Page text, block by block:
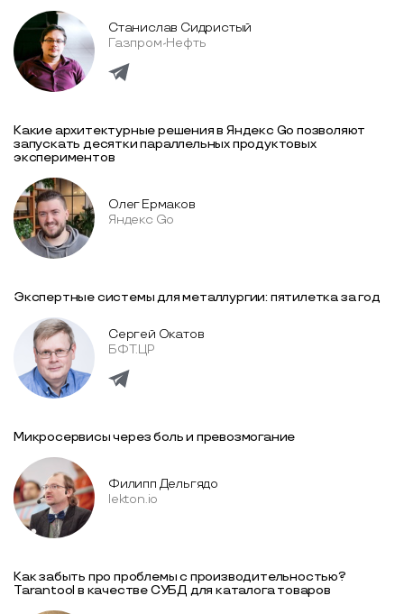
Станислав Сидристый
Газпром-Нефть
Какие архитектурные решения в Яндекс Go позволяют
запускать десятки параллельных продуктовых
экспериментов
Олег Ермаков
Яндекс Go
Экспертные системы для металлургии: пятилетка за год
Сергей Окатов
БФТ.ЦР
Микросервисы через боль и превозмогание
Филипп Дельгядо
lekton.io
Как забыть про проблемы с производительностью?
Tarantool в качестве СУБД для каталога товаров